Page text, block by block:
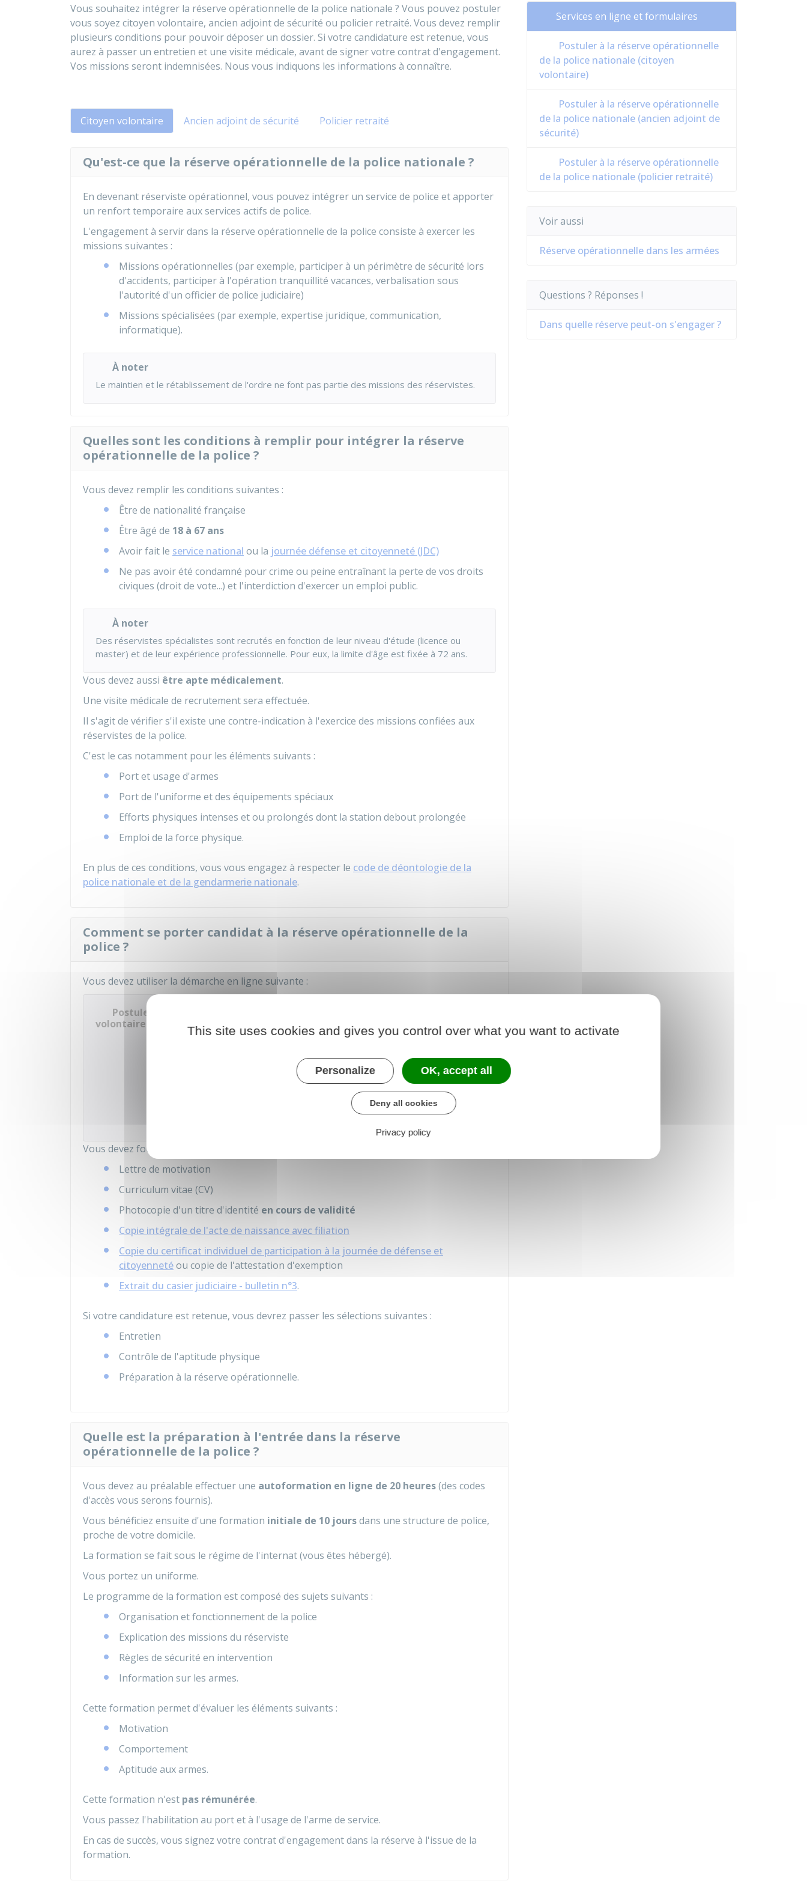
Vous souhaitez intégrer la réserve opérationnelle de la police nationale ? Vous pouvez postuler
vous soyez citoyen volontaire, ancien adjoint de sécurité ou policier retraité. Vous devez remplir
plusieurs conditions pour pouvoir déposer un dossier. Si votre candidature est retenue, vous
aurez à passer un entretien et une visite médicale, avant de signer votre contrat d'engagement.
Vos missions seront indemnisées. Nous vous indiquons les informations à connaître.
Citoyen volontaire Ancien adjoint de sécurité Policier retraité
Qu'est-ce que la réserve opérationnelle de la police nationale ?
En devenant réserviste opérationnel, vous pouvez intégrer un service de police et apporter
un renfort temporaire aux services actifs de police.
L'engagement à servir dans la réserve opérationnelle de la police consiste à exercer les
missions suivantes :
Missions opérationnelles (par exemple, participer à un périmètre de sécurité lors
d'accidents, participer à l'opération tranquillité vacances, verbalisation sous
l'autorité d'un officier de police judiciaire)
Missions spécialisées (par exemple, expertise juridique, communication,
informatique).
À noter
Le maintien et le rétablissement de l'ordre ne font pas partie des missions des réservistes.
Quelles sont les conditions à remplir pour intégrer la réserve
opérationnelle de la police ?
Vous devez remplir les conditions suivantes :
Être de nationalité française
Être âgé de 18 à 67 ans
Avoir fait le service national ou la journée défense et citoyenneté (JDC)
Ne pas avoir été condamné pour crime ou peine entraînant la perte de vos droits
civiques (droit de vote...) et l'interdiction d'exercer un emploi public.
À noter
Des réservistes spécialistes sont recrutés en fonction de leur niveau d'étude (licence ou
master) et de leur expérience professionnelle. Pour eux, la limite d'âge est fixée à 72 ans.
Vous devez aussi être apte médicalement.
Une visite médicale de recrutement sera effectuée.
Il s'agit de vérifier s'il existe une contre-indication à l'exercice des missions confiées aux
réservistes de la police.
C'est le cas notamment pour les éléments suivants :
Port et usage d'armes
Port de l'uniforme et des équipements spéciaux
Efforts physiques intenses et ou prolongés dont la station debout prolongée
Emploi de la force physique.
En plus de ces conditions, vous vous engagez à respecter le code de déontologie de la
police nationale et de la gendarmerie nationale.
Comment se porter candidat à la réserve opérationnelle de la
police ?
Vous devez utiliser la démarche en ligne suivante :
Postuler à la réserve opérationnelle de la police nationale (citoyen
volontaire)
Accéder au Formulaire
Vous devez fournir les documents suivants :
Lettre de motivation
Curriculum vitae (CV)
Photocopie d'un titre d'identité en cours de validité
Copie intégrale de l'acte de naissance avec filiation
Copie du certificat individuel de participation à la journée de défense et
citoyennetéou copie de l'attestation d'exemption
Extrait du casier judiciaire - bulletin n°3.
Si votre candidature est retenue, vous devrez passer les sélections suivantes :
Entretien
Contrôle de l'aptitude physique
Préparation à la réserve opérationnelle.
Quelle est la préparation à l'entrée dans la réserve
opérationnelle de la police ?
Vous devez au préalable effectuer une autoformation en ligne de 20 heures(des codes
d'accès vous serons fournis).
Vous bénéficiez ensuite d'une formation initiale de 10 joursdans une structure de police,
proche de votre domicile.
La formation se fait sous le régime de l'internat (vous êtes hébergé).
Vous portez un uniforme.
Le programme de la formation est composé des sujets suivants :
Organisation et fonctionnement de la police
Explication des missions du réserviste
Règles de sécurité en intervention
Information sur les armes.
Cette formation permet d'évaluer les éléments suivants :
Motivation
Comportement
Aptitude aux armes.
Cette formation n'est pas rémunérée.
Vous passez l'habilitation au port et à l'usage de l'arme de service.
En cas de succès, vous signez votre contrat d'engagement dans la réserve à l'issue de la
formation.
Services en ligne et formulaires
Postuler à la réserve opérationnelle
de la police nationale (citoyen
volontaire)
Postuler à la réserve opérationnelle
de la police nationale (ancien adjoint de
sécurité)
Postuler à la réserve opérationnelle
de la police nationale (policier retraité)
Voir aussi
Réserve opérationnelle dans les armées
Questions ? Réponses !
Dans quelle réserve peut-on s'engager ?
This site uses cookies and gives you control over what you want to activate
Personalize OK, accept all
Deny all cookies
Privacy policy